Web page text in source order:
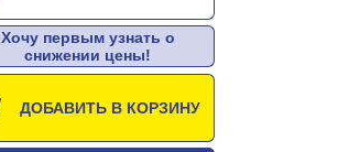
Хочу первым узнать о
снижении цены!
ДОБАВИТЬ В КОРЗИНУ